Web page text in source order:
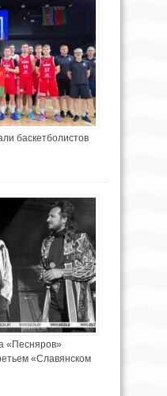
баскетболистов
«Песняров»
«Славянском